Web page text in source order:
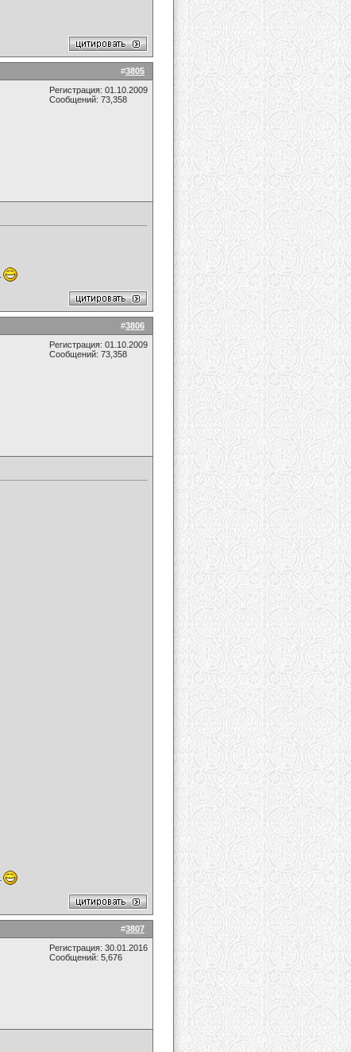
#3805
Регистрация: 01.10.2009
Сообщений: 73,358
#3806
Регистрация: 01.10.2009
Сообщений: 73,358
#3807
Регистрация: 30.01.2016
Сообщений: 5,676